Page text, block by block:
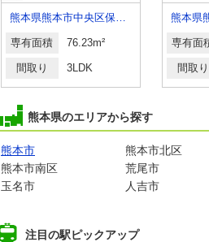
熊本県熊本市中央区保田窪１丁目
専有面積 76.23m²
間取り 3LDK
専有面
間取り
熊本県のエリアから探す
熊本市 熊本市北区
熊本市南区
荒尾市
玉名市
人吉市
注目の駅ピックアップ